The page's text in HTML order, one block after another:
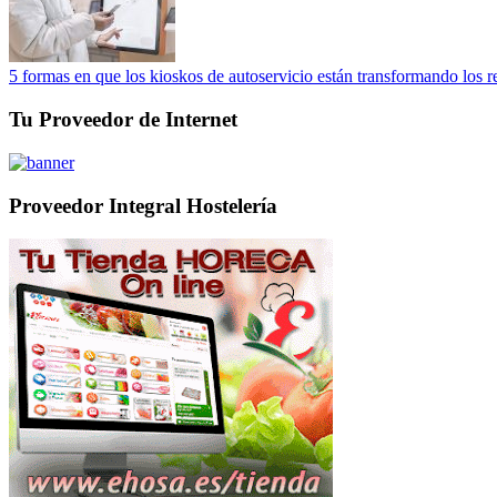
5 formas en que los kioskos de autoservicio están transformando los
Tu Proveedor de Internet
Proveedor Integral Hostelería